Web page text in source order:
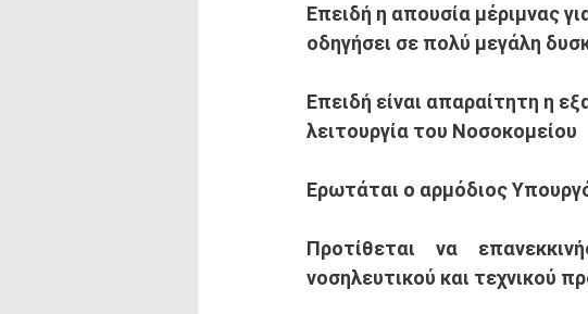
Επειδή η απουσία μέριμνας
οδηγήσει σε πολύ μεγάλη
Επειδή είναι απαραίτητη η
λειτουργία του Νοσοκομείου
Ερωτάται ο αρμόδιος
Προτίθεται να
νοσηλευτικού και τεχνικού